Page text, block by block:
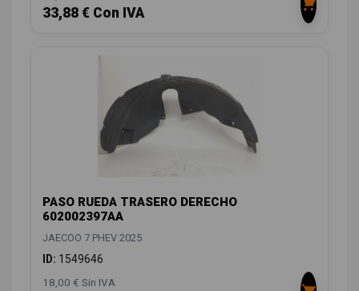
33,88 € Con IVA
PASO RUEDA TRASERO DERECHO
602002397AA
JAECOO 7 PHEV 2025
ID: 1549646
18,00 € Sin IVA